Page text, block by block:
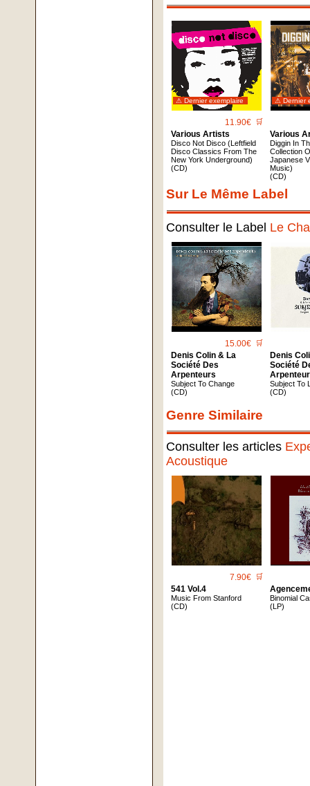
⚠ Dernier exemplaire
11.90€ 🛒
Various Artists
Disco Not Disco (Leftfield
Disco Classics From The
New York Underground)
(CD)
⚠ Dernier
Various
Diggin In
Collection
Japanese
Music)
(CD)
Sur Le Même Label
Consulter le Label Le
15.00€ 🛒
Denis Colin & La
Société Des
Arpenteurs
Subject To Change
(CD)
Denis
Société
Subject To
(CD)
Genre Similaire
Consulter les articles
Acoustique
7.90€ 🛒
541 Vol.4
Music From Stanford
(CD)
Binomial
(LP)